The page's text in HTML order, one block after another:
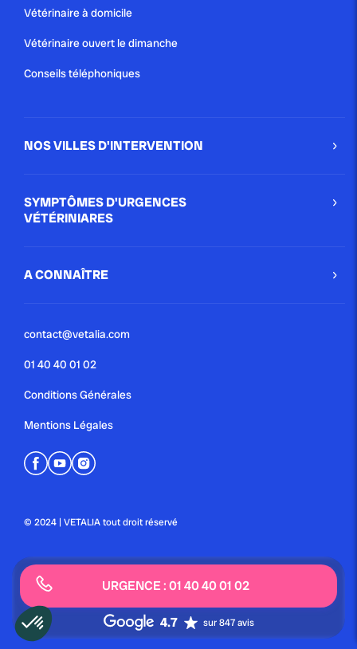
URGENCE : 01 40 40 01 02
4.7 sur 847 avis
Les plaies
Une plaie est une lésion de la peau par coupure,
éraflure ou piqûre, avec atteinte […]
Vétérinaire à domicile
Vétérinaire ouvert le dimanche
Conseils téléphoniques
NOS VILLES D'INTERVENTION
SYMPTÔMES D'URGENCES
VÉTÉRINIARES
A CONNAÎTRE
contact@vetalia.com
01 40 40 01 02
Conditions Générales
Mentions Légales
© 2024 | VETALIA tout droit réservé